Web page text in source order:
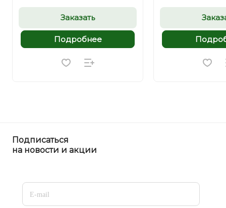
Заказать
Подробнее
Подписаться
на новости и акции